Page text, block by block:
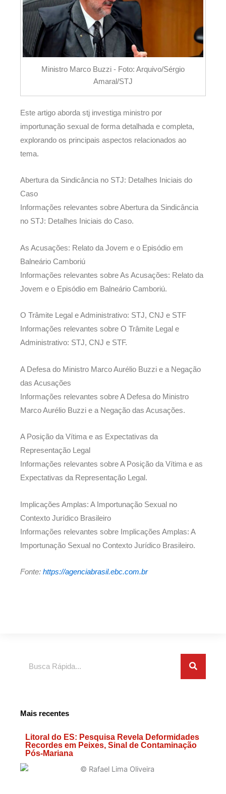
Ministro Marco Buzzi - Foto: Arquivo/Sérgio
Amaral/STJ
Este artigo aborda stj investiga ministro por
importunação sexual de forma detalhada e completa,
explorando os principais aspectos relacionados ao
tema.
Abertura da Sindicância no STJ: Detalhes Iniciais do
Caso
Informações relevantes sobre Abertura da Sindicância
no STJ: Detalhes Iniciais do Caso.
As Acusações: Relato da Jovem e o Episódio em
Balneário Camboriú
Informações relevantes sobre As Acusações: Relato da
Jovem e o Episódio em Balneário Camboriú.
O Trâmite Legal e Administrativo: STJ, CNJ e STF
Informações relevantes sobre O Trâmite Legal e
Administrativo: STJ, CNJ e STF.
A Defesa do Ministro Marco Aurélio Buzzi e a Negação
das Acusações
Informações relevantes sobre A Defesa do Ministro
Marco Aurélio Buzzi e a Negação das Acusações.
A Posição da Vítima e as Expectativas da
Representação Legal
Informações relevantes sobre A Posição da Vítima e as
Expectativas da Representação Legal.
Implicações Amplas: A Importunação Sexual no
Contexto Jurídico Brasileiro
Informações relevantes sobre Implicações Amplas: A
Importunação Sexual no Contexto Jurídico Brasileiro.
Fonte: https://agenciabrasil.ebc.com.br
Mais recentes
Litoral do ES: Pesquisa Revela Deformidades
Recordes em Peixes, Sinal de Contaminação
Pós-Mariana